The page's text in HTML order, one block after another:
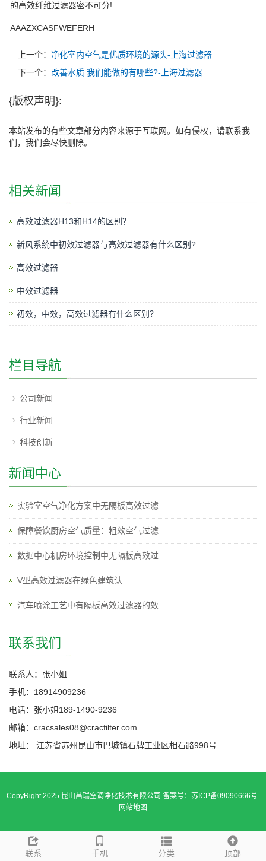
的高效纤维过滤器密不可分!
AAAZXCASFWEFERH
上一个： 净化室内空气是优质环境的源头-上海过滤器
下一个： 改善水质 我们能做的有哪些?-上海过滤器
{版权声明}:
本站发布的有些文章部分内容来源于互联网。如有侵权，请联系我
们，我们会尽快删除。
相关新闻
高效过滤器H13和H14的区别？
新风系统中初效过滤器与高效过滤器有什么区别?
高效过滤器
中效过滤器
初效，中效，高效过滤器有什么区别？
栏目导航
公司新闻
行业新闻
科技创新
新闻中心
实验室空气净化方案中无隔板高效过滤
保障餐饮厨房空气质量：粗效空气过滤
数据中心机房环境控制中无隔板高效过
V型高效过滤器在绿色建筑认
汽车喷涂工艺中有隔板高效过滤器的效
联系我们
联系人：张小姐
手机：18914909236
电话：张小姐189-1490-9236
邮箱：cracsales08@cracfilter.com
地址： 江苏省苏州昆山市巴城镇石牌工业区相石路998号
联系 手机 分类 顶部
CopyRight 2025 昆山昌瑞空调净化技术有限公司 备案号：苏ICP备09090666号
网站地图